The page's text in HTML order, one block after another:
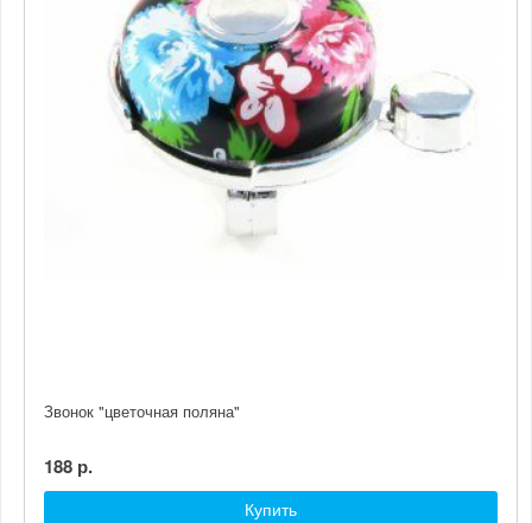
Звонок "цветочная поляна"
188 р.
Купить